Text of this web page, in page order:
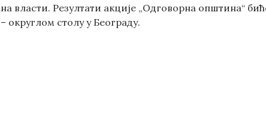
власти. Резултати акције „Одговорна општина“
округлом столу у Београду.